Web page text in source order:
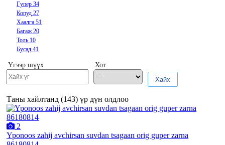
Гупер 34
Копуд 27
Хаалга 51
Багаж 20
Толь 10
Бусад 41
Үгээр шүүх
Хот
Хайх
Таны хайлтанд (143) үр дүн олдлоо
2
Yponoos zahij avchirsan suvdan tsagaan orig guper zarna